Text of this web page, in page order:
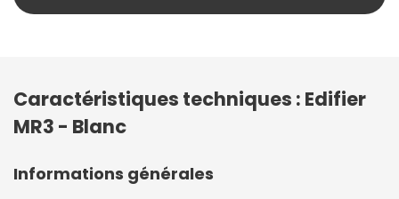
Caractéristiques techniques : Edifier
MR3 - Blanc
Informations générales